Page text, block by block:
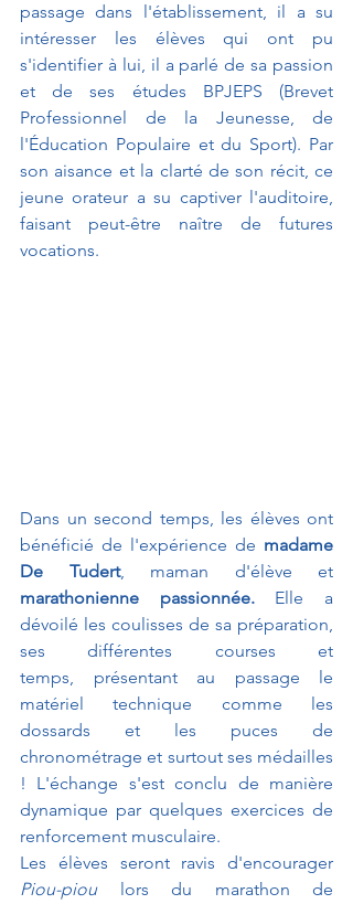
passage dans l'établissement, il a su
intéresser les élèves qui ont pu
s'identifier à lui, il a parlé de sa passion
et de ses études BPJEPS (Brevet
Professionnel de la Jeunesse, de
l'Éducation Populaire et du Sport). Par
son aisance et la clarté de son récit, ce
jeune orateur a su captiver l'auditoire,
faisant peut-être naître de futures
vocations.
Dans un second temps, les élèves ont
bénéficié de l'expérience de madame
De Tudert
marathonienne passionnée. Elle a
dévoilé les coulisses de sa préparation,
ses différentes courses et
temps, présentant au passage le
matériel technique comme les
dossards et les puces de
chronométrage et surtout ses médailles
! L'échange s'est conclu de manière
dynamique par quelques exercices de
renforcement musculaire.
Piou-piou
lors du marathon de